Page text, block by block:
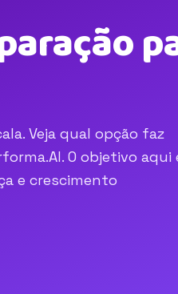
Veja qual opção faz
O objetivo aqui
e crescimento